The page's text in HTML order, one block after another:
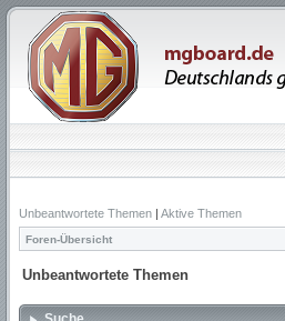
Unbeantwortete Themen | Aktive Themen
Foren-Übersicht
Unbeantwortete Themen